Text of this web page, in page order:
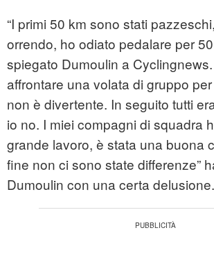
“I primi 50 km sono stati
orrendo, ho odiato pedalare per
spiegato Dumoulin a Cyclingnews.
affrontare una volata di gruppo
non è divertente. In seguito tutti
io no. I miei compagni di squadra
grande lavoro, è stata una buona
fine non ci sono state differenze”
Dumoulin con una certa delusione.